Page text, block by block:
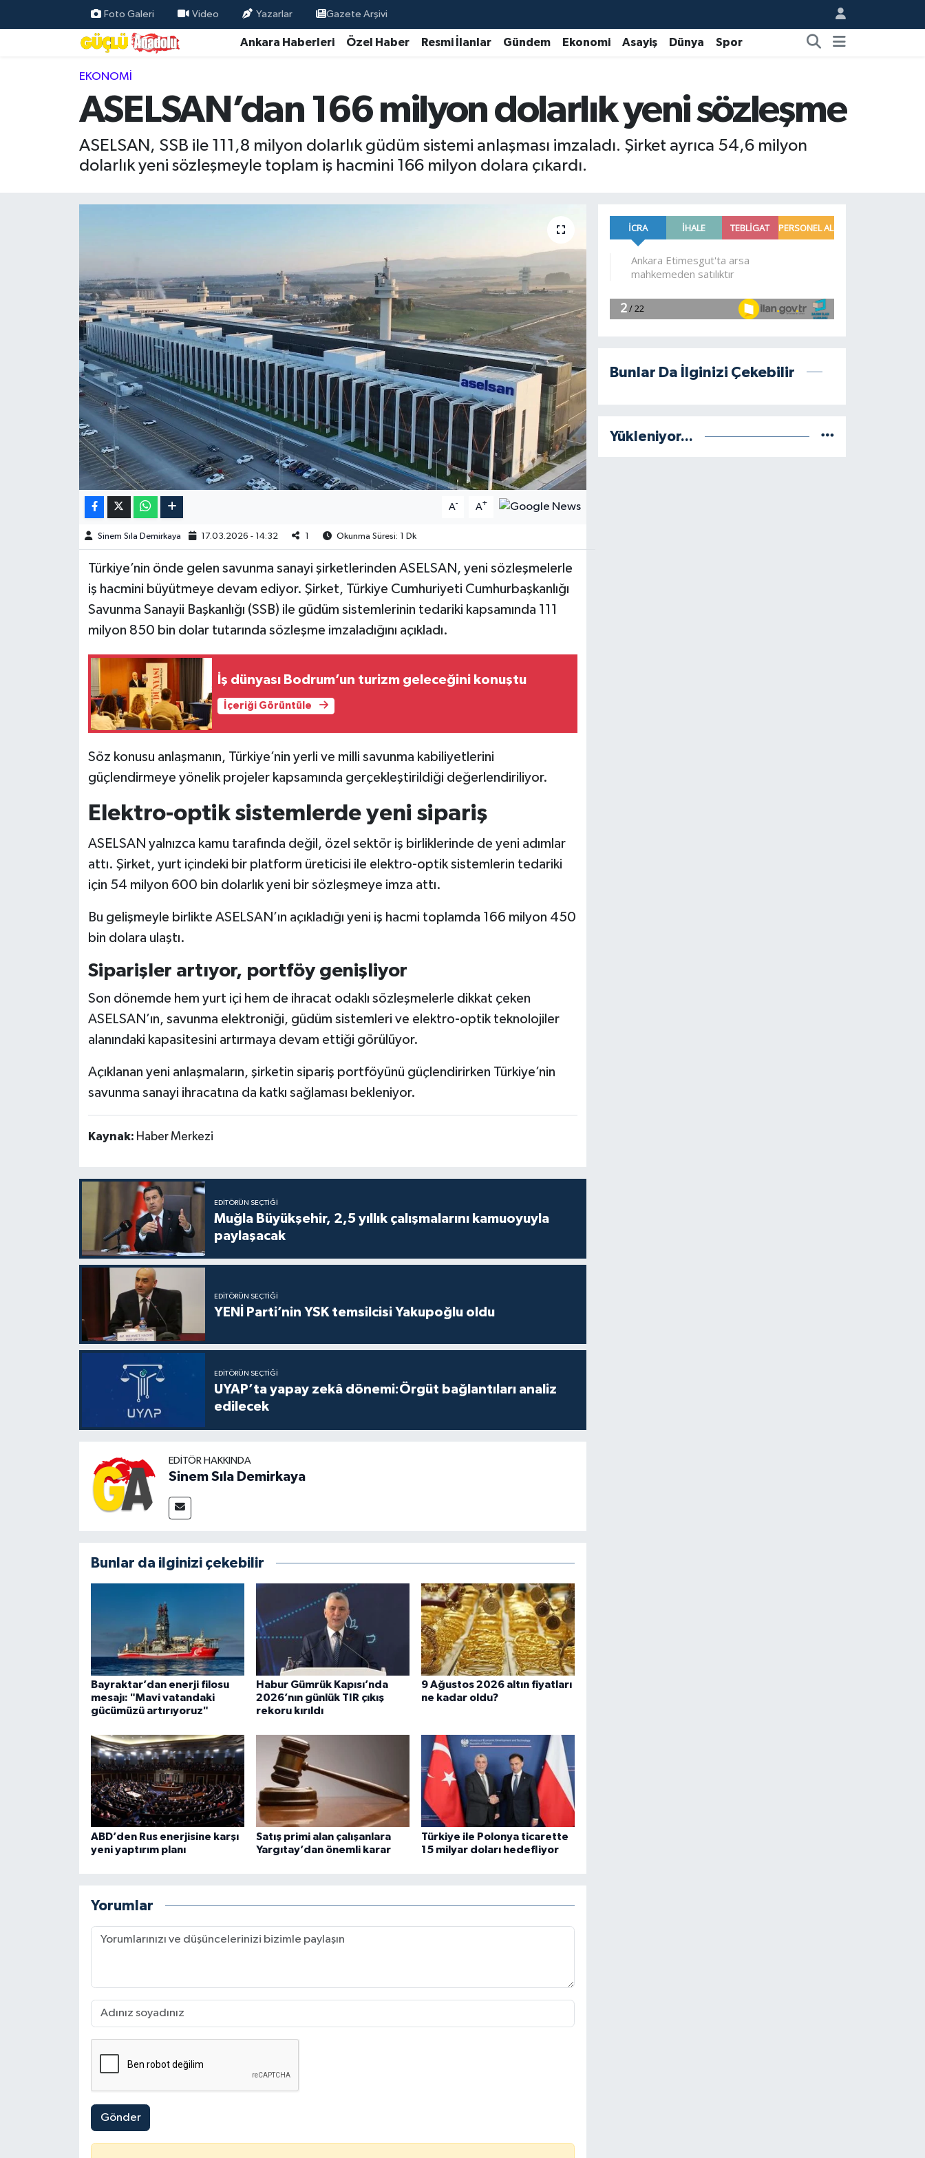
Foto Galeri Video Yazarlar Gazete Arşivi
Ankara Haberleri Özel Haber Resmi İlanlar Gündem Ekonomi Asayiş Dünya Spor
EKONOMI
ASELSAN’dan 166 milyon dolarlık yeni sözleşme
ASELSAN, SSB ile 111,8 milyon dolarlık güdüm sistemi anlaşması imzaladı. Şirket ayrıca 54,6 milyon
dolarlık yeni sözleşmeyle toplam iş hacmini 166 milyon dolara çıkardı.
A- A+
Sinem Sıla Demirkaya 17.03.2026 - 14:32 Okunma Süresi: 1 Dk
Türkiye’nin önde gelen savunma sanayi şirketlerinden ASELSAN, yeni sözleşmelerle
iş hacmini büyütmeye devam ediyor. Şirket, Türkiye Cumhuriyeti Cumhurbaşkanlığı
Savunma Sanayii Başkanlığı (SSB) ile güdüm sistemlerinin tedariki kapsamında 111
milyon 850 bin dolar tutarında sözleşme imzaladığını açıkladı.
İş dünyası Bodrum’un turizm geleceğini konuştu
İçeriği Görüntüle
Söz konusu anlaşmanın, Türkiye’nin yerli ve milli savunma kabiliyetlerini
güçlendirmeye yönelik projeler kapsamında gerçekleştirildiği değerlendiriliyor.
Elektro-optik sistemlerde yeni sipariş
ASELSAN yalnızca kamu tarafında değil, özel sektör iş birliklerinde de yeni adımlar
attı. Şirket, yurt içindeki bir platform üreticisi ile elektro-optik sistemlerin tedariki
için 54 milyon 600 bin dolarlık yeni bir sözleşmeye imza attı.
Bu gelişmeyle birlikte ASELSAN’ın açıkladığı yeni iş hacmi toplamda 166 milyon 450
bin dolara ulaştı.
Siparişler artıyor, portföy genişliyor
Son dönemde hem yurt içi hem de ihracat odaklı sözleşmelerle dikkat çeken
ASELSAN’ın, savunma elektroniği, güdüm sistemleri ve elektro-optik teknolojiler
alanındaki kapasitesini artırmaya devam ettiği görülüyor.
Açıklanan yeni anlaşmaların, şirketin sipariş portföyünü güçlendirirken Türkiye’nin
savunma sanayi ihracatına da katkı sağlaması bekleniyor.
Kaynak: Haber Merkezi
EDITÖRÜN SEÇTIĞI
Muğla Büyükşehir, 2,5 yıllık çalışmalarını kamuoyuyla
paylaşacak
EDITÖRÜN SEÇTIĞI
YENİ Parti’nin YSK temsilcisi Yakupoğlu oldu
EDITÖRÜN SEÇTIĞI
UYAP’ta yapay zekâ dönemi:Örgüt bağlantıları analiz
edilecek
EDITÖR HAKKINDA
Sinem Sıla Demirkaya
Bunlar da ilginizi çekebilir
Bayraktar’dan enerji filosu
mesajı: "Mavi vatandaki
gücümüzü artırıyoruz"
Habur Gümrük Kapısı’nda
2026’nın günlük TIR çıkış
rekoru kırıldı
9 Ağustos 2026 altın fiyatları
ne kadar oldu?
ABD’den Rus enerjisine karşı
yeni yaptırım planı
Satış primi alan çalışanlara
Yargıtay’dan önemli karar
Türkiye ile Polonya ticarette
15 milyar doları hedefliyor
Yorumlar
Gönder
Bunlar Da İlginizi Çekebilir
Yükleniyor...
Özel Haber
Resmi İlanlar
Ekonomi
Magazin
Burç Yorumları
Hava Durumu
Kim kimdir?
Televizyon
Yaşam-Çevre